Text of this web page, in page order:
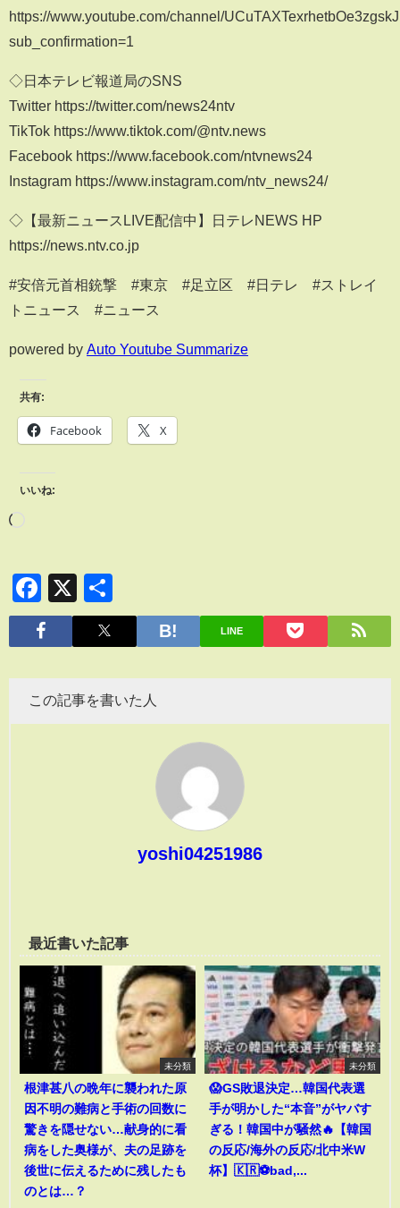
https://www.youtube.com/channel/
sub_confirmation=1
◇日本テレビ報道局のSNS
Twitter https://twitter.com/news24ntv
TikTok https://www.tiktok.com/@ntv.news
Facebook https://www.facebook.com/ntvnews24
Instagram https://www.instagram.com/ntv_news24/
◇【最新ニュースLIVE配信中】日テレNEWS HP
https://news.ntv.co.jp
#安倍元首相銃撃 #東京 #足立区 #日テレ #ストレイ
トニュース #ニュース
powered by Auto Youtube Summarize
共有:
Facebook X
いいね:
Facebook
X
有
LINE
この記事を書いた人
yoshi04251986
最近書いた記事
未分類
根津甚八の晩年に襲われた原
因不明の難病と手術の回数に
驚きを隠せない…献身的に看
病をした奥様が、夫の足跡を
後世に伝えるために残したも
のとは…？
未分類
😱GS敗退決定…韓国代表選
手が明かした“本音”がヤバす
ぎる！韓国中が騒然🔥【韓国
の反応/海外の反応/北中米W
杯】🇰🇷⚽bad,...